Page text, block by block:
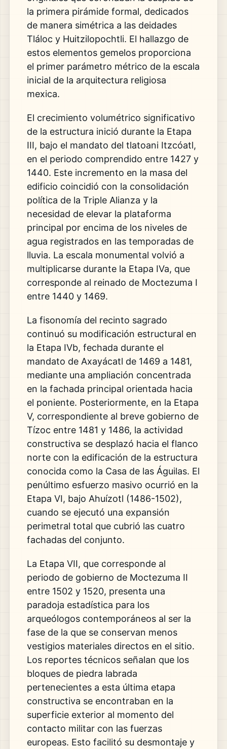
la primera pirámide formal, dedicados
de manera simétrica a las deidades
Tláloc y Huitzilopochtli. El hallazgo de
estos elementos gemelos proporciona
el primer parámetro métrico de la escala
inicial de la arquitectura religiosa
mexica.
El crecimiento volumétrico significativo
de la estructura inició durante la Etapa
III, bajo el mandato del tlatoani Itzcóatl,
en el periodo comprendido entre 1427 y
1440. Este incremento en la masa del
edificio coincidió con la consolidación
política de la Triple Alianza y la
necesidad de elevar la plataforma
principal por encima de los niveles de
agua registrados en las temporadas de
lluvia. La escala monumental volvió a
multiplicarse durante la Etapa IVa, que
corresponde al reinado de Moctezuma I
entre 1440 y 1469.
La fisonomía del recinto sagrado
continuó su modificación estructural en
la Etapa IVb, fechada durante el
mandato de Axayácatl de 1469 a 1481,
mediante una ampliación concentrada
en la fachada principal orientada hacia
el poniente. Posteriormente, en la Etapa
V, correspondiente al breve gobierno de
Tízoc entre 1481 y 1486, la actividad
constructiva se desplazó hacia el flanco
norte con la edificación de la estructura
conocida como la Casa de las Águilas. El
penúltimo esfuerzo masivo ocurrió en la
Etapa VI, bajo Ahuízotl (1486-1502),
cuando se ejecutó una expansión
perimetral total que cubrió las cuatro
fachadas del conjunto.
La Etapa VII, que corresponde al
periodo de gobierno de Moctezuma II
entre 1502 y 1520, presenta una
paradoja estadística para los
arqueólogos contemporáneos al ser la
fase de la que se conservan menos
vestigios materiales directos en el sitio.
Los reportes técnicos señalan que los
bloques de piedra labrada
pertenecientes a esta última etapa
constructiva se encontraban en la
superficie exterior al momento del
contacto militar con las fuerzas
europeas. Esto facilitó su desmontaje y